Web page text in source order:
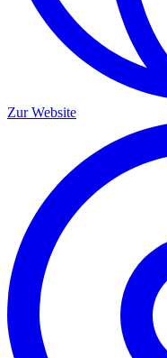
Zur Website